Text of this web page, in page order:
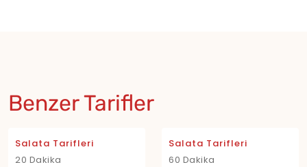
Benzer Tarifler
Salata Tarifleri
20 Dakika
Salata Tarifleri
60 Dakika